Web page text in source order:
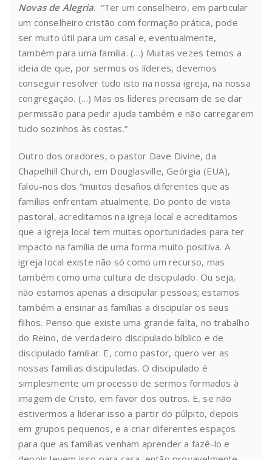
Novas de Alegria. “Ter um conselheiro, em particular
um conselheiro cristão com formação prática, pode
ser muito útil para um casal e, eventualmente,
também para uma família. (…) Muitas vezes temos a
ideia de que, por sermos os líderes, devemos
conseguir resolver tudo isto na nossa igreja, na nossa
congregação. (…) Mas os líderes precisam de se dar
permissão para pedir ajuda também e não carregarem
tudo sozinhos às costas.”
Outro dos oradores, o pastor Dave Divine, da
Chapelhill Church, em Douglasville, Geórgia (EUA),
falou-nos dos “muitos desafios diferentes que as
famílias enfrentam atualmente. Do ponto de vista
pastoral, acreditamos na igreja local e acreditamos
que a igreja local tem muitas oportunidades para ter
impacto na família de uma forma muito positiva. A
igreja local existe não só como um recurso, mas
também como uma cultura de discipulado. Ou seja,
não estamos apenas a discipular pessoas; estamos
também a ensinar as famílias a discipular os seus
filhos. Penso que existe uma grande falta, no trabalho
do Reino, de verdadeiro discipulado bíblico e de
discipulado familiar. E, como pastor, quero ver as
nossas famílias discipuladas. O discipulado é
simplesmente um processo de sermos formados à
imagem de Cristo, em favor dos outros. E, se não
estivermos a liderar isso a partir do púlpito, depois
em grupos pequenos, e a criar diferentes espaços
para que as famílias venham aprender a fazê-lo e